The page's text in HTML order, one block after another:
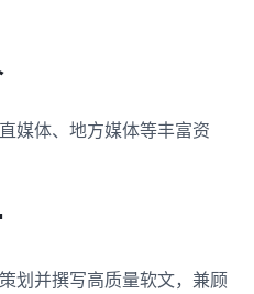
媒体、地方媒体等丰富资
划并撰写高质量软文，兼顾